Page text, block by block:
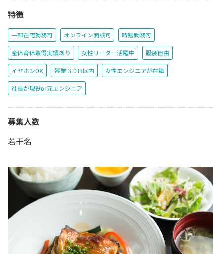
特徴
一部在宅勤務可 オンライン面談可 時短勤務可
産休育休取得実績あり 女性リーダー活躍中 服装自由
イヤホンOK 残業３０H以内 女性エンジニアが在籍
社長が現役or元エンジニア
募集人数
若干名